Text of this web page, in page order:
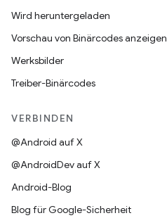
Wird heruntergeladen
Vorschau von Binärcodes anzeigen
Werksbilder
Treiber-Binärcodes
VERBINDEN
@Android auf X
@AndroidDev auf X
Android-Blog
Blog für Google-Sicherheit